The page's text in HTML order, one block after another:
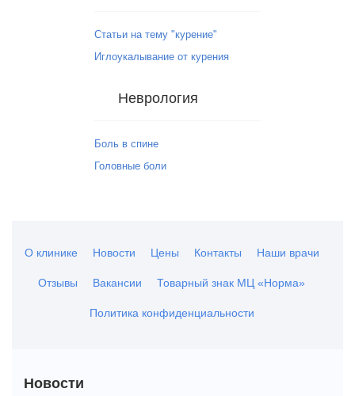
Статьи на тему "курение"
Иглоукалывание от курения
Неврология
Боль в спине
Головные боли
О клинике Новости Цены Контакты Наши врачи
Отзывы Вакансии Товарный знак МЦ «Норма»
Политика конфиденциальности
Новости